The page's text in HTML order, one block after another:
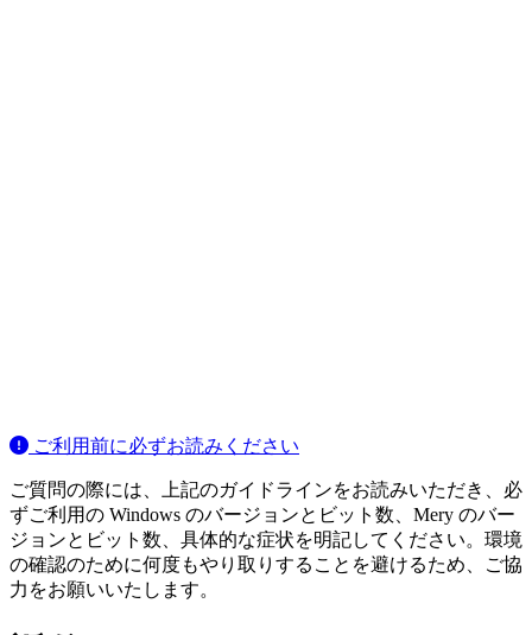
ご利用前に必ずお読みください
ご質問の際には、上記のガイドラインをお読みいただき、必
ずご利用の Windows のバージョンとビット数、Mery のバー
ジョンとビット数、具体的な症状を明記してください。環境
の確認のために何度もやり取りすることを避けるため、ご協
力をお願いいたします。